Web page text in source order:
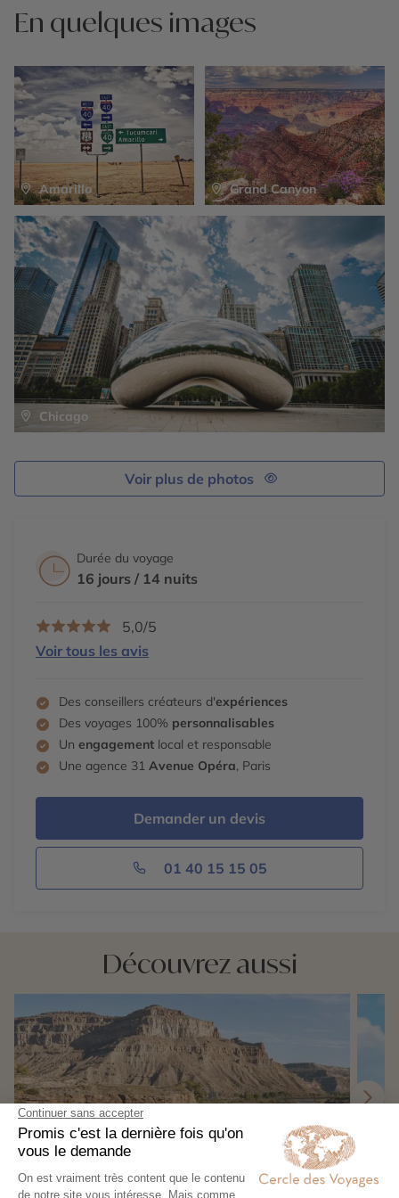
En quelques images
Chicago
Amarillo Grand Canyon
Voir plus de photos
Durée du voyage
16 jours / 14 nuits
5,0/5
Voir tous les avis
Des conseillers créateurs d'expériences
Des voyages 100% personnalisables
Un engagement local et responsable
Une agence 31 Avenue Opéra, Paris
Demander un devis
01 40 15 15 05
Découvrez aussi